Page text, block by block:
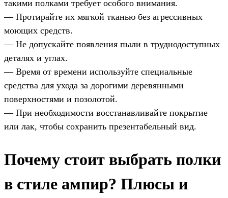
такими полками требует особого внимания.
— Протирайте их мягкой тканью без агрессивных
моющих средств.
— Не допускайте появления пыли в труднодоступных
деталях и углах.
— Время от времени используйте специальные
средства для ухода за дорогими деревянными
поверхностями и позолотой.
— При необходимости восстанавливайте покрытие
или лак, чтобы сохранить презентабельный вид.
Почему стоит выбрать полки
в стиле ампир? Плюсы и